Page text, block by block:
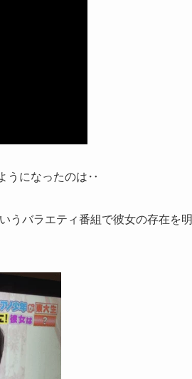
うになったのは‥
うバラエティ番組で彼女の存在を明